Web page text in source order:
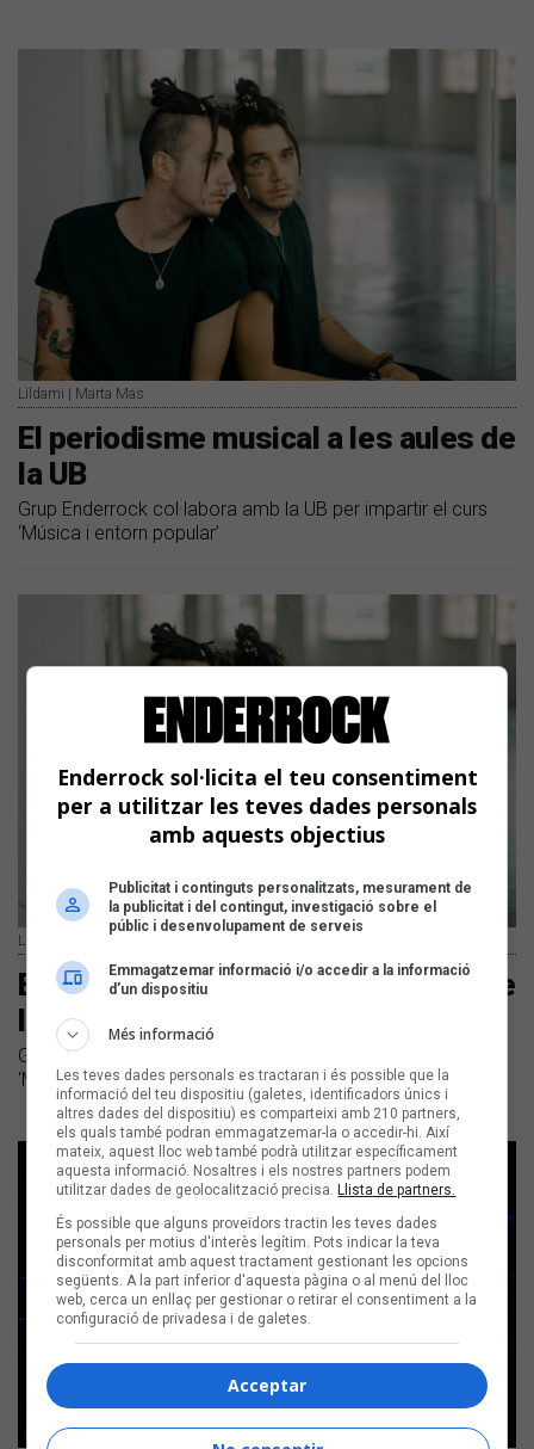
Lildami | Marta Mas
El periodisme musical a les aules de
la UB
Grup Enderrock col·labora amb la UB per impartir el curs
‘Música i entorn popular’
Lildami | Marta Mas
El periodisme musical a les aules de
la UB
Grup Enderrock col·labora amb la UB per impartir el curs
‘Música i entorn popular’
Enderrock sol·licita el teu consentiment
per a utilitzar les teves dades personals
amb aquests objectius
Publicitat i continguts personalitzats, mesurament de
la publicitat i del contingut, investigació sobre el
públic i desenvolupament de serveis
Emmagatzemar informació i/o accedir a la informació
d’un dispositiu
Més informació
Les teves dades personals es tractaran i és possible que la
informació del teu dispositiu (galetes, identificadors únics i
altres dades del dispositiu) es comparteixi amb 210 partners,
els quals també podran emmagatzemar-la o accedir-hi. Així
mateix, aquest lloc web també podrà utilitzar específicament
aquesta informació. Nosaltres i els nostres partners podem
utilitzar dades de geolocalització precisa. Llista de partners.
És possible que alguns proveïdors tractin les teves dades
personals per motius d'interès legítim. Pots indicar la teva
disconformitat amb aquest tractament gestionant les opcions
següents. A la part inferior d'aquesta pàgina o al menú del lloc
web, cerca un enllaç per gestionar o retirar el consentiment a la
configuració de privadesa i de galetes.
Acceptar